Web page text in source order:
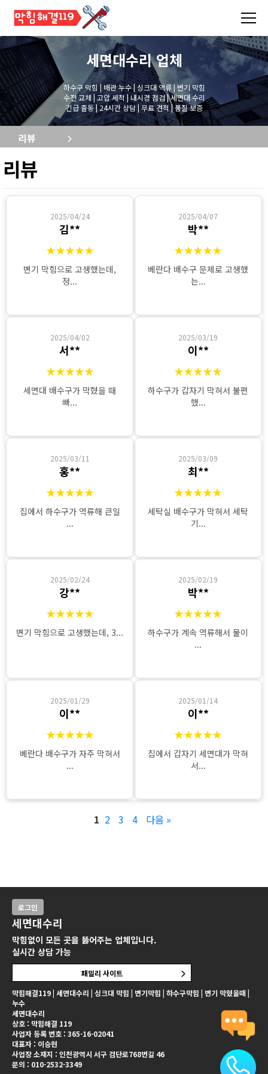
세면대수리업체
하수구 막힘 | 배관 누수 | 싱크대 역류 | 변기 막힘
수전 교체 | 고압 세척 | 내시경 점검 | 세면대 수리
긴급 출동 | 24시간 상담 | 무료 견적 | 품질 보증
리뷰
리뷰
2025/04/24
김**
★★★★★
변기 막힘으로 고생했는데,
정...
2025/04/07
박**
★★★★★
베란다 배수구 문제로 고생했
는...
2025/04/02
서**
★★★★★
세면대 배수구가 막혔을 때
빠...
2025/03/19
이**
★★★★★
하수구가 갑자기 막혀서 불편
했...
2025/03/11
홍**
★★★★★
집에서 하수구가 역류해 큰일
...
2025/03/09
최**
★★★★★
세탁실 배수구가 막혀서 세탁
기...
2025/02/24
강**
★★★★★
변기 막힘으로 고생했는데, 3...
2025/02/19
박**
★★★★★
하수구가 계속 역류해서 물이
...
2025/01/29
이**
★★★★★
베란다 배수구가 자주 막혀서
...
2025/01/14
이**
★★★★★
집에서 갑자기 세면대가 막혀
서...
1 2 3 4 다음 »
막힘해결119 | 세면대수리 | 싱크대 막힘 | 변기막힘 | 하수구막힘 | 변기 막혔을때 |
누수
세면대수리
상호 : 막힘해결 119
사업자 등록 번호 : 365-16-02041
대표자 : 이승현
사업장 소재지 : 인천광역시 서구 검단로768번길 46
문의 : 010-2532-3349
로그인
세면대수리
막힘없이 모든 곳을 뚫어주는 업체입니다.
실시간 상담 가능
패밀리 사이트